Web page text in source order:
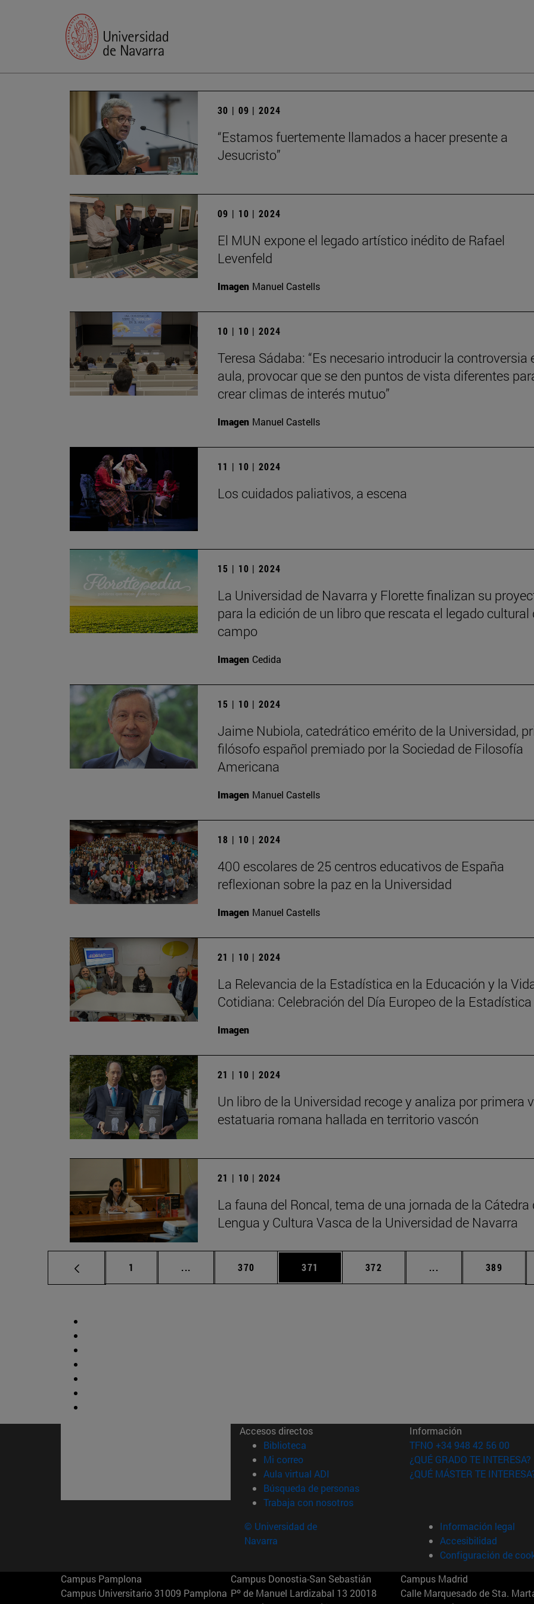
30 | 09 | 2024
“Estamos fuertemente llamados a hacer presente a
Jesucristo”
09 | 10 | 2024
El MUN expone el legado artístico inédito de Rafael
Levenfeld
Imagen Manuel Castells
10 | 10 | 2024
Teresa Sádaba: “Es necesario introducir la controversia
aula, provocar que se den puntos de vista diferentes
crear climas de interés mutuo”
Imagen Manuel Castells
11 | 10 | 2024
Los cuidados paliativos, a escena
15 | 10 | 2024
La Universidad de Navarra y Florette finalizan su
para la edición de un libro que rescata el legado cultural
campo
Imagen Cedida
15 | 10 | 2024
Jaime Nubiola, catedrático emérito de la Universidad,
filósofo español premiado por la Sociedad de Filosofía
Americana
Imagen Manuel Castells
18 | 10 | 2024
400 escolares de 25 centros educativos de España
reflexionan sobre la paz en la Universidad
Imagen Manuel Castells
21 | 10 | 2024
La Relevancia de la Estadística en la Educación y la
Cotidiana: Celebración del Día Europeo de la Estadística
Imagen
21 | 10 | 2024
Un libro de la Universidad recoge y analiza por primera
estatuaria romana hallada en territorio vascón
21 | 10 | 2024
La fauna del Roncal, tema de una jornada de la Cátedra
Lengua y Cultura Vasca de la Universidad de Navarra
Página
1 ... Páginas intermedias Use TAB para desplazarse.
Página
370 Página
371 Página
372 ... Páginas Página
389
Accesos directos
Biblioteca (abre en nueva ventana)
Mi correo(abre en nueva ventana)
Aula virtual ADI (abre en nueva ventana)
Búsqueda de personas(abre en nueva ventana)
Trabaja con nosotros(abre en nueva ventana)
Información
TFNO +34 948 42 56 00
¿QUÉ GRADO TE INTERESA?
¿QUÉ MÁSTER TE
© Universidad de
Navarra
Información legal
Accesibilidad
Configuración de
Campus Pamplona
Campus Universitario 31009 Pamplona
Campus Donostia-San Sebastián
Pº de Manuel Lardizabal 13 20018
Campus Madrid
Calle Marquesado de Sta.